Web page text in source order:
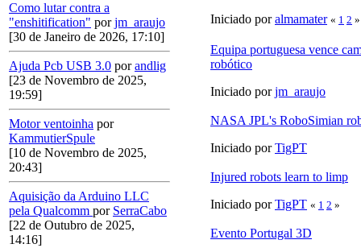
Como lutar contra a
"enshitification" porjm_araujo
[30 de Janeiro de 2026, 17:10]
Ajuda Pcb USB 3.0 porandlig
[23 de Novembro de 2025,
19:59]
Motor ventoinha por
KammutierSpule
[10 de Novembro de 2025,
20:43]
Aquisição da Arduino LLC
pela Qualcomm por SerraCabo
[22 de Outubro de 2025,
14:16]
Iniciado poralmamater « 1 2 »
Equipa portuguesa vence
robótico
Iniciado porjm_araujo
NASA JPL's RoboSimian
Iniciado porTigPT
Injured robots learn to limp
Iniciado porTigPT « 1 2 »
Evento Portugal 3D